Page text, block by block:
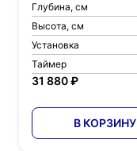
Глубина, см
Высота, см
Установка
Таймер
31 880 ₽
В КОРЗИНУ